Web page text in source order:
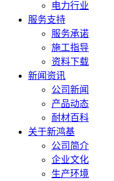
电力行业
服务支持
服务承诺
施工指导
资料下载
新闻资讯
公司新闻
产品动态
耐材百科
关于新鸿基
公司简介
企业文化
生产环境